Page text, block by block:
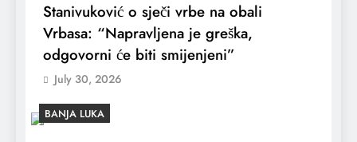
Stanivuković o sječi vrbe na obali
Vrbasa: “Napravljena je greška,
odgovorni će biti smijenjeni”
July 30, 2026
BANJA LUKA